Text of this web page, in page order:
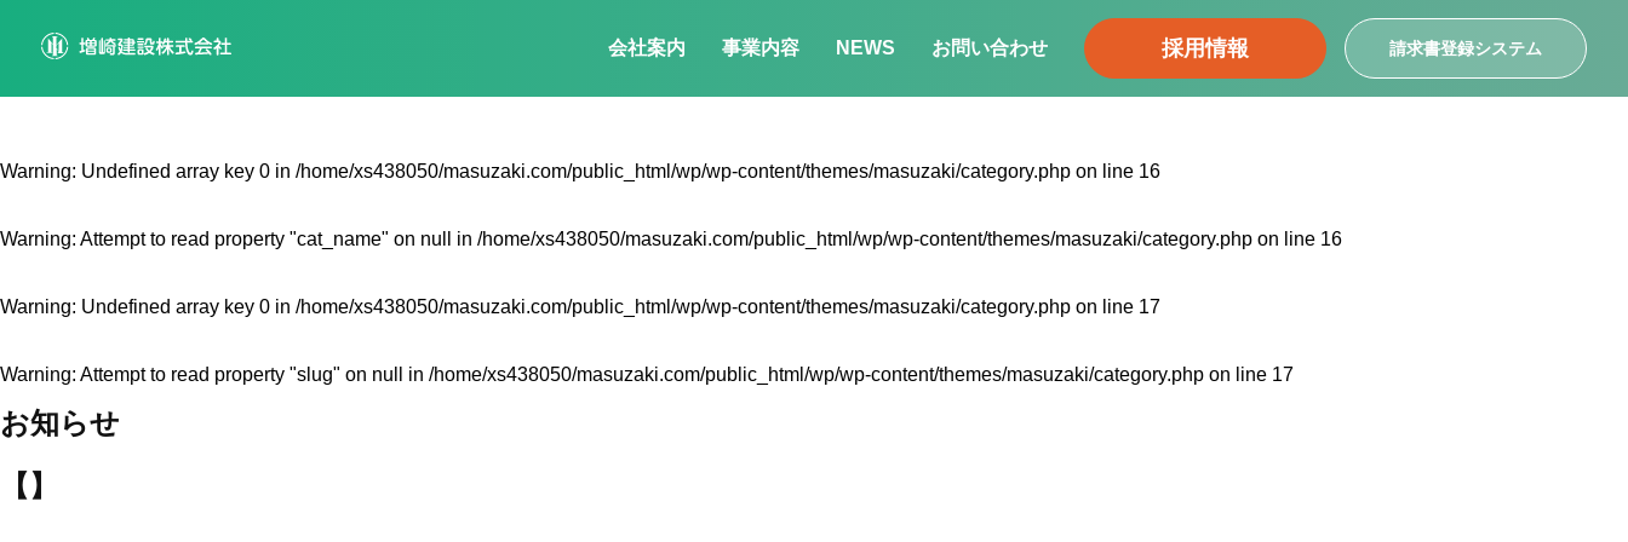
会社案内 事業内容 NEWS お問い合わせ 採用情報 請求書登録システム
Warning: Undefined array key 0 in /home/xs438050/masuzaki.com/public_html/wp/wp-content/themes/masuzaki/category.php on line 16
Warning: Attempt to read property "cat_name" on null in /home/xs438050/masuzaki.com/public_html/wp/wp-content/themes/masuzaki/category.php on line 16
Warning: Undefined array key 0 in /home/xs438050/masuzaki.com/public_html/wp/wp-content/themes/masuzaki/category.php on line 17
Warning: Attempt to read property "slug" on null in /home/xs438050/masuzaki.com/public_html/wp/wp-content/themes/masuzaki/category.php on line 17
お知らせ
【】